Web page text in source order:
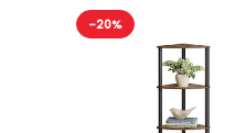
-20%